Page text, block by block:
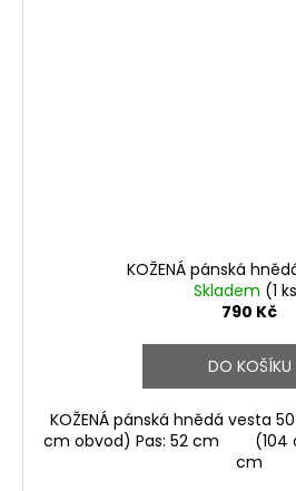
KOŽENÁ pánská
Skladem (1
790 Kč
DO KOŠÍKU
KOŽENÁ pánská hnědá vesta
cm obvod) Pas: 52 cm (104
cm